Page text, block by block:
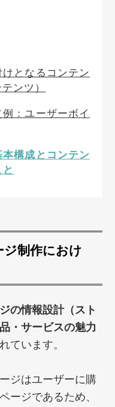
となるコンテン
ンツ）
：ユーザーボイ
構成とコンテン
制作におけ
の情報設計（スト
・サービスの魅力
ています。
ジはユーザーに購
ージであるため、